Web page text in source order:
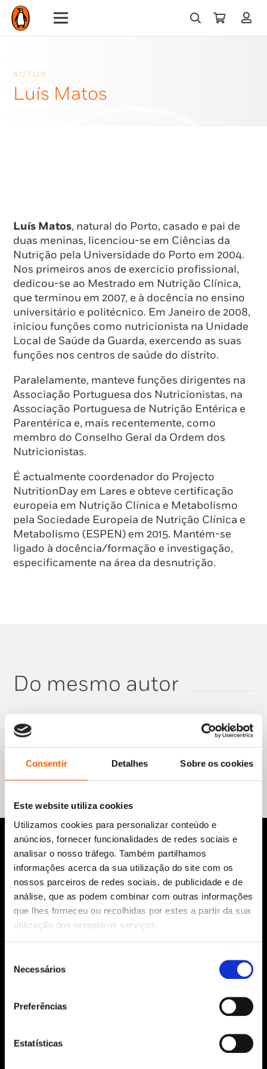
Consentir Detalhes Sobre os cookies
Este website utiliza cookies
Utilizamos cookies para personalizar conteúdo e
anúncios, fornecer funcionalidades de redes sociais e
analisar o nosso tráfego. Também partilhamos
informações acerca da sua utilização do site com os
nossos parceiros de redes sociais, de publicidade e de
análise, que as podem combinar com outras informações
que lhes forneceu ou recolhidas por estes a partir da sua
utilização dos respetivos serviços.
Necessários
Preferências
Estatísticas
AUTOR
Luís Matos
Luís Matos, natural do Porto, casado e pai de
duas meninas, licenciou-se em Ciências da
Nutrição pela Universidade do Porto em 2004.
Nos primeiros anos de exercício profissional,
dedicou-se ao Mestrado em Nutrição Clínica,
que terminou em 2007, e à docência no ensino
universitário e politécnico. Em Janeiro de 2008,
iniciou funções como nutricionista na Unidade
Local de Saúde da Guarda, exercendo as suas
funções nos centros de saúde do distrito.
Paralelamente, manteve funções dirigentes na
Associação Portuguesa dos Nutricionistas, na
Associação Portuguesa de Nutrição Entérica e
Parentérica e, mais recentemente, como
membro do Conselho Geral da Ordem dos
Nutricionistas.
É actualmente coordenador do Projecto
NutritionDay em Lares e obteve certificação
europeia em Nutrição Clínica e Metabolismo
pela Sociedade Europeia de Nutrição Clínica e
Metabolismo (ESPEN) em 2015. Mantém-se
ligado à docência/formação e investigação,
especificamente na área da desnutrição.
Do mesmo autor
Nenhum resultado encontrado.
Siga-nos:
Política de Cookies